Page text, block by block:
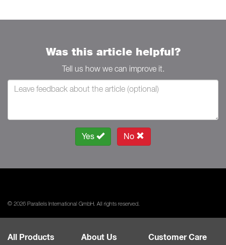
Was this article helpful?
Tell us how we can improve it.
Yes No
© 2026 Parallels International GmbH. All rights reserved.
All Products About Us Customer Care